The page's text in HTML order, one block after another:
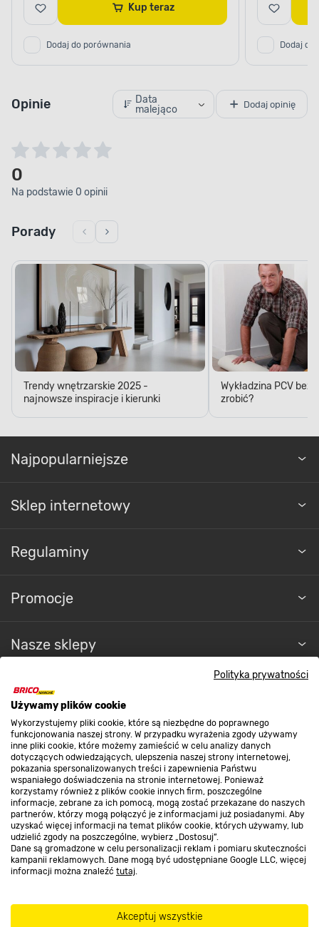
Polityka prywatności
Używamy plików cookie
Wykorzystujemy pliki cookie, które są niezbędne do poprawnego
funkcjonowania naszej strony. W przypadku wyrażenia zgody używamy
inne pliki cookie, które możemy zamieścić w celu analizy danych
dotyczących odwiedzających, ulepszenia naszej strony internetowej,
pokazania spersonalizowanych treści i zapewnienia Państwu
wspaniałego doświadczenia na stronie internetowej. Ponieważ
korzystamy również z plików cookie innych firm, poszczególne
informacje, zebrane za ich pomocą, mogą zostać przekazane do naszych
partnerów, którzy mogą połączyć je z informacjami już posiadanymi. Aby
uzyskać więcej informacji na temat plików cookie, których używamy, lub
udzielić zgody na poszczególne, wybierz „Dostosuj”.
Dane są gromadzone w celu personalizacji reklam i pomiaru skuteczności
kampanii reklamowych. Dane mogą być udostępniane Google LLC, więcej
informacji można znaleźć tutaj.
Akceptuj wszystkie
Kup teraz
Dodaj do porównania Dodaj do
Opinie
Data
malejąco
Dodaj opinię
0
Na podstawie 0 opinii
Porady
Trendy wnętrzarskie 2025 -
najnowsze inspiracje i kierunki
Wykładzina PCV bez
zrobić?
Najpopularniejsze
Sklep internetowy
Regulaminy
Promocje
Nasze sklepy
O nas
Kontakt do sklepu
Strefa biznesu
Dołącz do nas